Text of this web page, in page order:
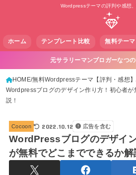
Wordpressテーマの評判や感想
ホーム テンプレート比較 無料テーマ
元サラリーマンブロガーなつ
HOME 無料Wordpressテーマ【評判・感想】
Wordpressブログのデザイン作り方！初心者
説！
Cocoon 2022.10.12 広告を含む
WordPressブログのデザイ
が無料でどこまでできるか解